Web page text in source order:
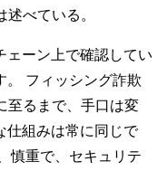
述べている。
ェーン上で確認してい
。 フィッシング詐欺
至るまで、手口は変
仕組みは常に同じで
慎重で、セキュリテ